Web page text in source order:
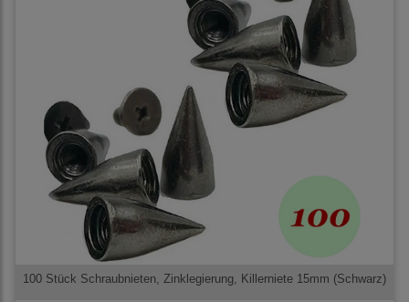
100 Stück Schraubnieten, Zinklegierung, Killerniete 15mm (Schwarz)